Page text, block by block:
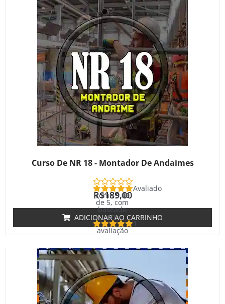
Curso De NR 18 - Montador De Andaimes
Avaliado
como5.00
de 5, com
baseado
em
1
avaliação
de cliente
R$189,00
ADICIONAR AO CARRINHO